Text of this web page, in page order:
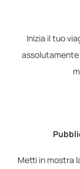
Inizia il tuo
assolutamente
Metti in mostra